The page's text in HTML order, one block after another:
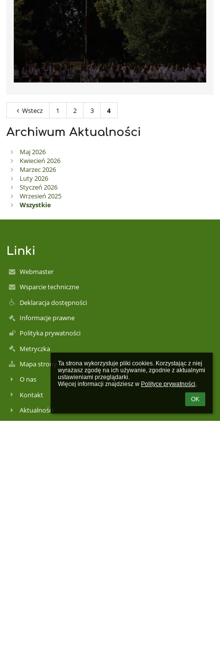
Ta strona wykorzystuje pliki cookies. Korzystając z niej
wyrażasz zgodę na ich używanie, zgodnie z aktualnymi
ustawieniami przeglądarki.
Więcej informacji znajdziesz w Polityce prywatności.
OK
Wstecz 1 2 3 4
Archiwum Aktualności
Maj 2026
Kwiecień 2026
Marzec 2026
Luty 2026
Styczeń 2026
Wrzesień 2025
Wszystkie
Linki
Webmaster
Wsparcie techniczne
Deklaracja dostępności
Informacje prawne
Polityka prywatności
Metryczka
Mapa strony
O nas
Kontakt
Aktualności